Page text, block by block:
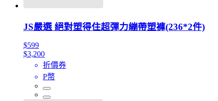
JS嚴選 絕對塑得住超彈力繃帶塑褲(236*2件)
$599
$3,200
折價券
P幣